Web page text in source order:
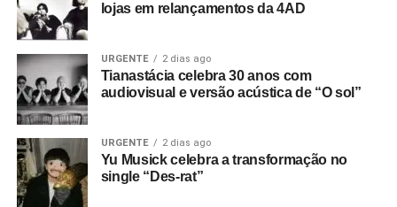
lojas em relançamentos da 4AD
URGENTE 2 dias ago
Tianastácia celebra 30 anos com
audiovisual e versão acústica de “O sol”
URGENTE 2 dias ago
Yu Musick celebra a transformação no
single “Des-rat”